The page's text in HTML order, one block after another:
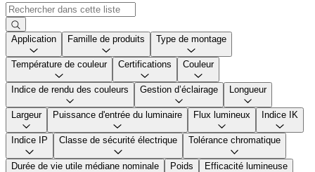
Application Famille de produits Type de montage
Température de couleur Certifications Couleur
Indice de rendu des couleurs Gestion d’éclairage Longueur
Largeur Puissance d'entrée du luminaire Flux lumineux Indice IK
Indice IP Classe de sécurité électrique Tolérance chromatique
Durée de vie utile médiane nominale Poids Efficacité lumineuse